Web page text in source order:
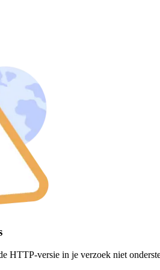
HTTP-versie in je verzoek niet